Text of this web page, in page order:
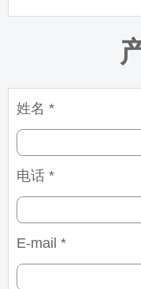
姓名 *
电话 *
E-mail *